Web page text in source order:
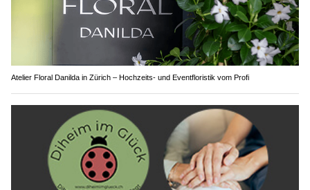
Atelier Floral Danilda in Zürich – Hochzeits- und Eventfloristik vom Profi